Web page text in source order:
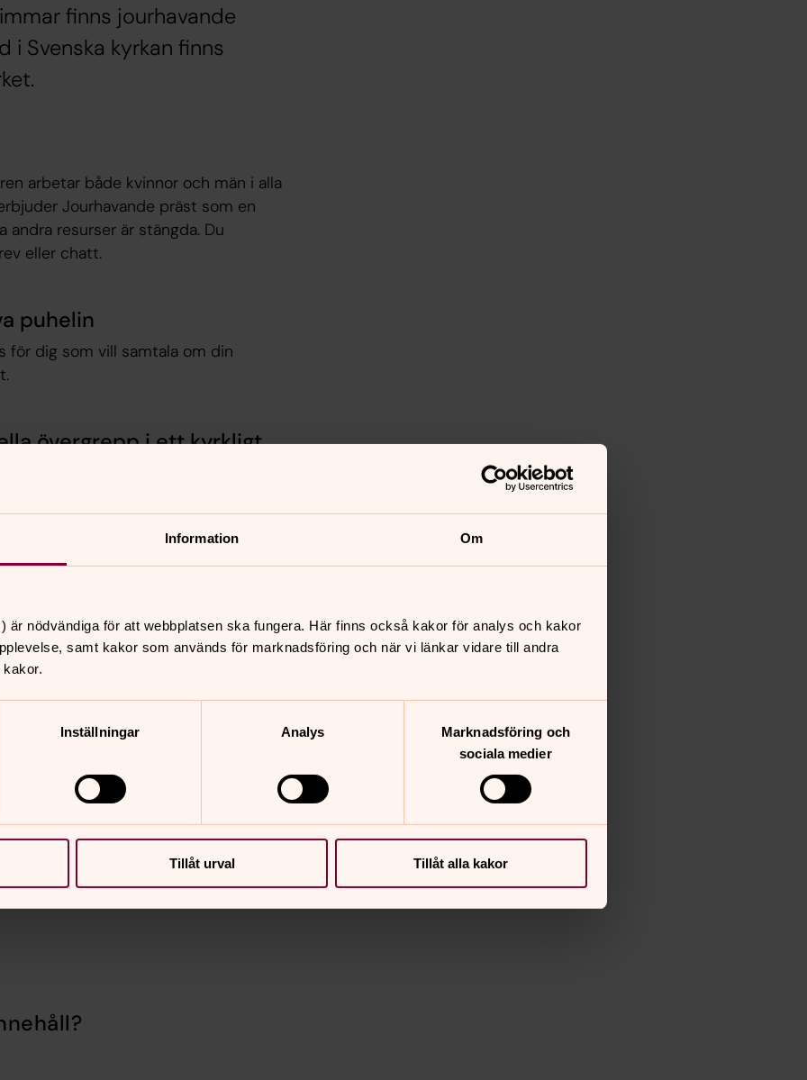
Information Om
är nödvändiga för att webbplatsen ska fungera. Här finns också kakor för analys och kakor
samt kakor som används för marknadsföring och när vi länkar vidare till andra
Inställningar Analys
Marknadsföring och
sociala medier
Tillåt urval Tillåt alla kakor
finns jourhavande
i Svenska kyrkan finns
arbetar både kvinnor och män i alla
Jourhavande präst som en
resurser är stängda. Du
eller chatt.
puhelin
för dig som vill samtala om din
övergrepp i ett kyrkligt
Inom kyrkan finns ett nätverk
stöd till egna beslut och förmedlar
kyrkans präster och diakoner
och samfund. Kontakter
kyrkan och behöver själavård,
Kornet.